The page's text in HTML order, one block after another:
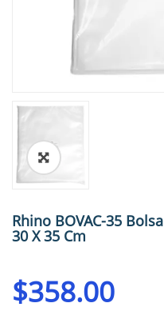
🔍
Rhino BOVAC-35
30 X 35 Cm
$358.00